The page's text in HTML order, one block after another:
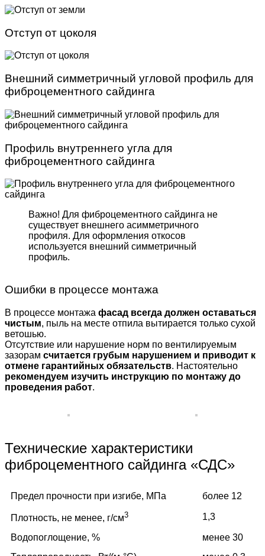
Отступ от цоколя
Внешний симметричный угловой профиль для
фиброцементного сайдинга
Профиль внутреннего угла для
фиброцементного сайдинга
Важно! Для фиброцемент­ного сайдинга не
существует внешнего асимметрич­ного
профиля. Для оформле­ния откосов
используется внешний симметричный
профиль.
Ошибки в процессе монтажа
В процессе монтажа фасад всегда должен оставаться
чистым, пыль на месте отпила вытирается только сухой
ветошью.
Отсутствие или нарушение норм по вентилируемым
зазорам считается грубым нарушением и приводит к
отмене гарантийных обязательств. Настоятельно
рекомендуем изучить инструкцию по монтажу до
проведения работ.
Технические характеристики
фиброцементного сайдинга «СДС»
Предел прочности при изгибе, МПа более 12
Плотность, не менее, г/см3 1,3
Водопоглощение, %
менее 30